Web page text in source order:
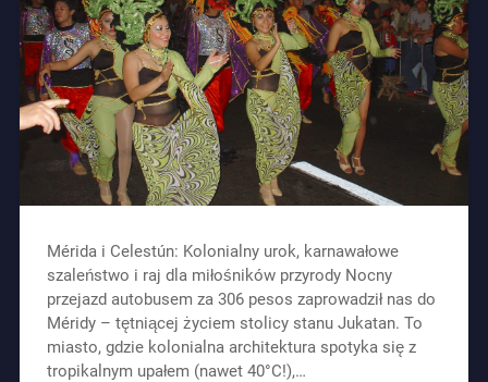
Mérida i Celestún: Kolonialny urok, karnawałowe
szaleństwo i raj dla miłośników przyrody Nocny
przejazd autobusem za 306 pesos zaprowadził nas do
Méridy – tętniącej życiem stolicy stanu Jukatan. To
miasto, gdzie kolonialna architektura spotyka się z
tropikalnym upałem (nawet 40°C!),…